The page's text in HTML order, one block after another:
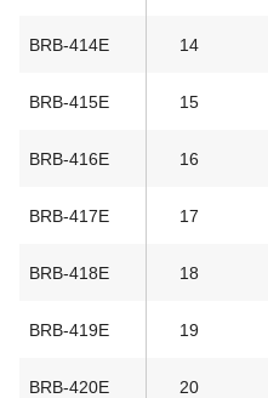
BRB-414E 14
BRB-415E 15
BRB-416E 16
BRB-417E 17
BRB-418E 18
BRB-419E 19
BRB-420E 20